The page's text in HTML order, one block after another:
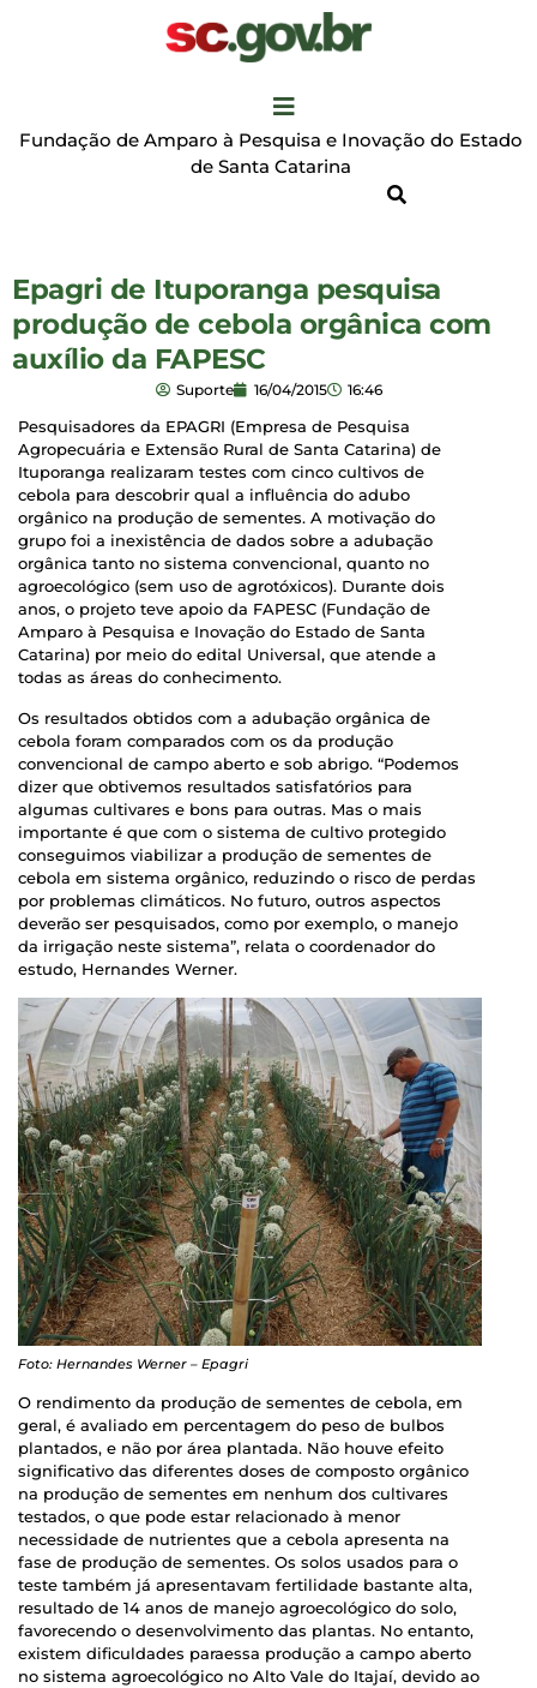
Fundação de Amparo à Pesquisa e Inovação do Estado
de Santa Catarina
Epagri de Ituporanga pesquisa
produção de cebola orgânica com
auxílio da FAPESC
Suporte 16/04/2015 16:46
Pesquisadores da EPAGRI (Empresa de Pesquisa
Agropecuária e Extensão Rural de Santa Catarina) de
Ituporanga realizaram testes com cinco cultivos de
cebola para descobrir qual a influência do adubo
orgânico na produção de sementes. A motivação do
grupo foi a inexistência de dados sobre a adubação
orgânica tanto no sistema convencional, quanto no
agroecológico (sem uso de agrotóxicos). Durante dois
anos, o projeto teve apoio da FAPESC (Fundação de
Amparo à Pesquisa e Inovação do Estado de Santa
Catarina) por meio do edital Universal, que atende a
todas as áreas do conhecimento.
Os resultados obtidos com a adubação orgânica de
cebola foram comparados com os da produção
convencional de campo aberto e sob abrigo. “Podemos
dizer que obtivemos resultados satisfatórios para
algumas cultivares e bons para outras. Mas o mais
importante é que com o sistema de cultivo protegido
conseguimos viabilizar a produção de sementes de
cebola em sistema orgânico, reduzindo o risco de perdas
por problemas climáticos. No futuro, outros aspectos
deverão ser pesquisados, como por exemplo, o manejo
da irrigação neste sistema”, relata o coordenador do
estudo, Hernandes Werner.
Foto: Hernandes Werner – Epagri
O rendimento da produção de sementes de cebola, em
geral, é avaliado em percentagem do peso de bulbos
plantados, e não por área plantada. Não houve efeito
significativo das diferentes doses de composto orgânico
na produção de sementes em nenhum dos cultivares
testados, o que pode estar relacionado à menor
necessidade de nutrientes que a cebola apresenta na
fase de produção de sementes. Os solos usados para o
teste também já apresentavam fertilidade bastante alta,
resultado de 14 anos de manejo agroecológico do solo,
favorecendo o desenvolvimento das plantas. No entanto,
existem dificuldades paraessa produção a campo aberto
no sistema agroecológico no Alto Vale do Itajaí, devido ao